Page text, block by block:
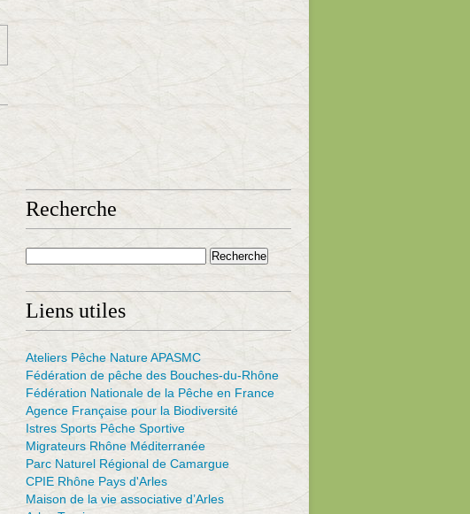
Recherche
Liens utiles
Ateliers Pêche Nature APASMC
Fédération de pêche des Bouches-du-Rhône
Fédération Nationale de la Pêche en France
Agence Française pour la Biodiversité
Istres Sports Pêche Sportive
Migrateurs Rhône Méditerranée
Parc Naturel Régional de Camargue
CPIE Rhône Pays d'Arles
Maison de la vie associative d’Arles